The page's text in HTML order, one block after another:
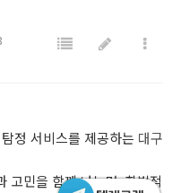
정 서비스를 제공하는 대구
고민을 함께 나누며, 합법적